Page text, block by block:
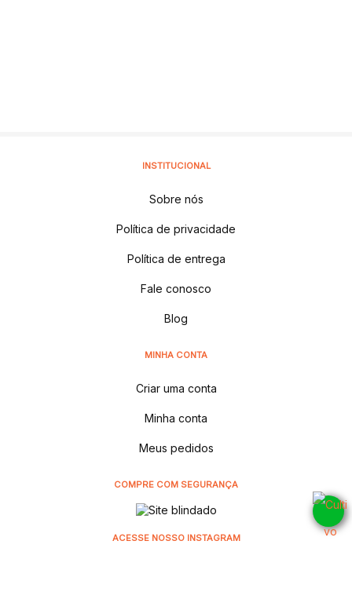
INSTITUCIONAL
Sobre nós
Política de privacidade
Política de entrega
Fale conosco
Blog
MINHA CONTA
Criar uma conta
Minha conta
Meus pedidos
COMPRE COM SEGURANÇA
ACESSE NOSSO INSTAGRAM